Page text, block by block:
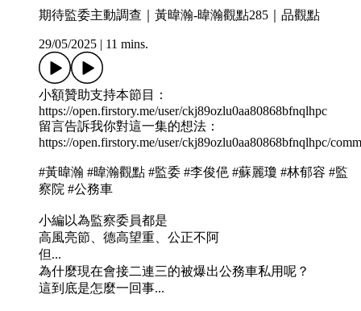
期待監委主動調查｜黃暐瀚-暐瀚觀點285｜品觀點
29/05/2025 11 mins.
小額贊助支持本節目：
https://open.firstory.me/user/ckj89ozlu0aa80868bfnqlhpc
留言告訴我你對這一集的想法：
https://open.firstory.me/user/ckj89ozlu0aa80868bfnqlhpc/
#黃暐瀚 #暐瀚觀點 #監委 #李俊俋 #蘇麗瓊 #林郁容 #監
察院 #公務車
小編以為監察委員都是
高風亮節、德高望重、公正不阿
但...
為什麼現在會接二連三的被爆出公務車私用呢？
這到底是怎麼一回事...